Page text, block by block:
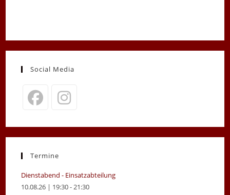
Social Media
in
new
in
new
Termine
Dienstabend - Einsatzabteilung
10.08.26 | 19:30 - 21:30